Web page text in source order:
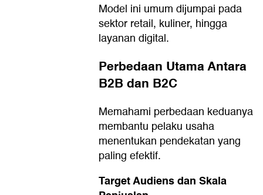
Model ini umum dijumpai pada
sektor retail, kuliner, hingga
layanan digital.
Perbedaan Utama Antara
B2B dan B2C
Memahami perbedaan keduanya
membantu pelaku usaha
menentukan pendekatan yang
paling efektif.
Target Audiens dan Skala